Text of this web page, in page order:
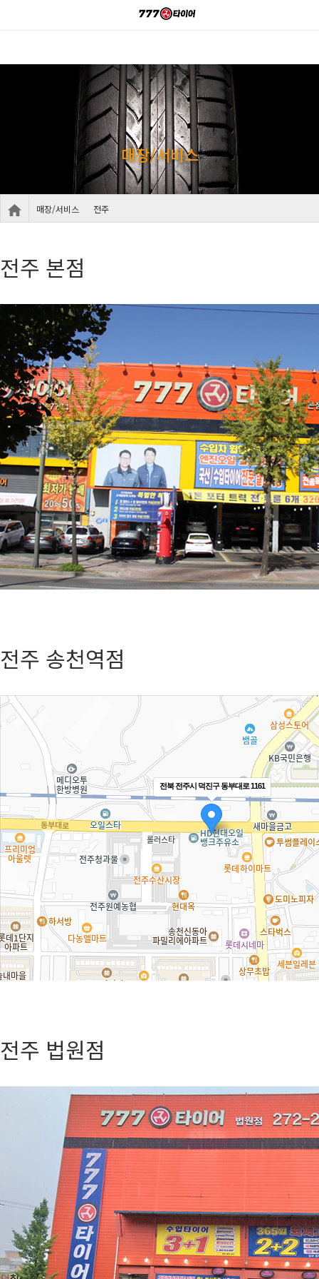
매장/서비스
매장/서비스 전주
전주 본점
전주 송천역점
전북 전주시 덕진구 동부대로 1161
전주 법원점